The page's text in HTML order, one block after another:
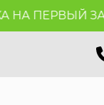
ПЕРВЫЙ